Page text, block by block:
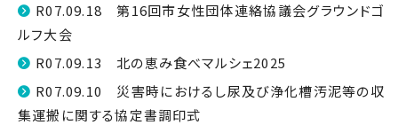
R07.09.18 第16回市女性団体連絡協議会グラウンドゴ
ルフ大会
R07.09.13 北の恵み食べマルシェ2025
R07.09.10 災害時におけるし尿及び浄化槽汚泥等の収
集運搬に関する協定書調印式